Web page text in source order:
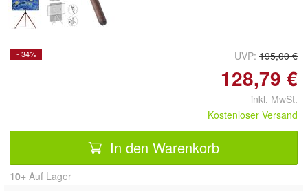
- 34% UVP: 195,00 €
128,79 €
inkl. MwSt.
Kostenloser Versand
In den Warenkorb
10+ Auf Lager